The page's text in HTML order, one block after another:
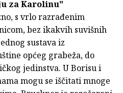
za Karolinu"
s vrlo razrađenim
bez ikakvih suvišnih
sustava iz
općeg grabeža, do
jedinstva. U Borisu i
mogu se iščitati mnoge